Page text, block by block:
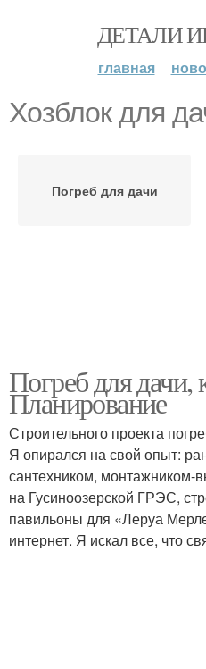
ДЕТАЛИ
главная
Хозблок для
Погреб для дачи
Погреб для дачи,
Планирование
Строительного проекта
Я опирался на свой опыт:
сантехником, монтажником-
на Гусиноозерской ГРЭС,
павильоны для «Леруа
интернет. Я искал все, что